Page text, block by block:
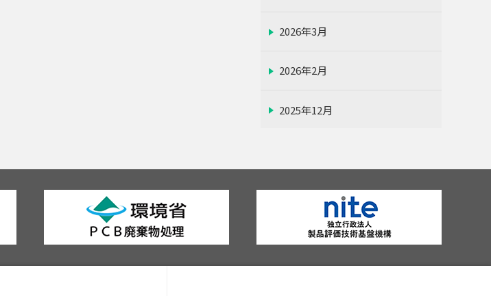
2026年3月
2026年2月
2025年12月
2025年10月
2025年9月
2025年8月